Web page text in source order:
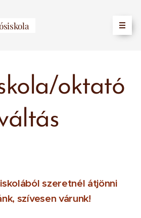
oktató
szeretnél átjönni
szívesen várunk!